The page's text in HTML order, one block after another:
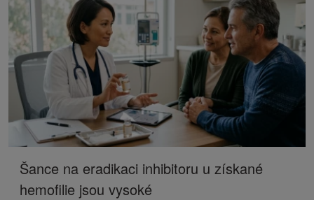
Šance na eradikaci inhibitoru u získané
hemofilie jsou vysoké